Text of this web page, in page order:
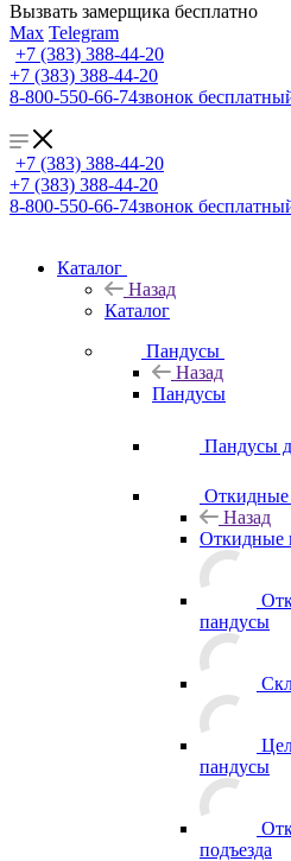
Вызвать замерщика бесплатно
Max Telegram
+7 (383) 388-44-20
+7 (383) 388-44-20
8-800-550-66-74звонок
+7 (383) 388-44-20
+7 (383) 388-44-20
8-800-550-66-74звонок
Каталог
Назад
Каталог
Пандусы
Назад
Пандусы
Пандусы
Назад
Откидные
пандусы
пандусы
подъезда